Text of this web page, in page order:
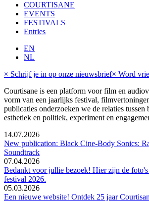
COURTISANE
EVENTS
FESTIVALS
Entries
EN
NL
× Schrijf je in op onze nieuwsbrief× Word
Courtisane is een platform voor film en
vorm van een jaarlijks festival,
publicaties onderzoeken we de relaties tussen
esthetiek en politiek, experiment en
14.07.2026
New publication: Black Cine-Body Sonics:
Soundtrack
07.04.2026
Bedankt voor jullie bezoek! Hier zijn de
festival 2026.
05.03.2026
Een nieuwe website! Ontdek 25 jaar